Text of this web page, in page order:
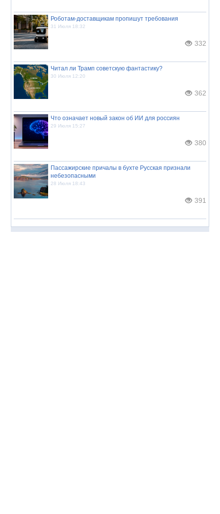
Роботам-доставщикам пропишут требования
31 Июля 18:32
332
Читал ли Трамп советскую фантастику?
30 Июля 12:20
362
Что означает новый закон об ИИ для россиян
29 Июля 15:27
380
Пассажирские причалы в бухте Русская признали
небезопасными
28 Июля 18:43
391